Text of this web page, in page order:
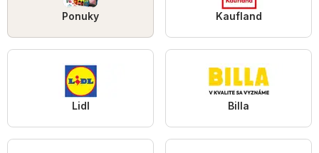
Ponuky Kaufland
Lidl Billa